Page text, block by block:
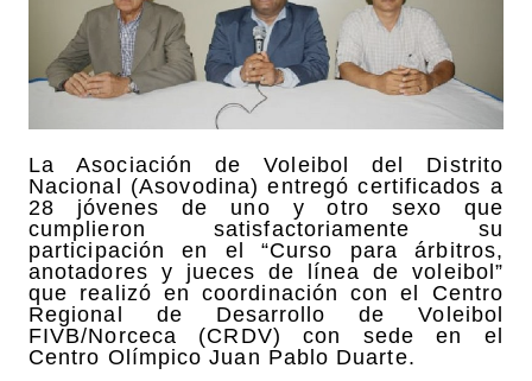
La Asociación de Voleibol del Distrito
Nacional (Asovodina) entregó certificados a
28 jóvenes de uno y otro sexo que
cumplieron satisfactoriamente su
participación en el “Curso para árbitros,
anotadores y jueces de línea de voleibol”
que realizó en coordinación con el Centro
Regional de Desarrollo de Voleibol
FIVB/Norceca (CRDV) con sede en el
Centro Olímpico Juan Pablo Duarte.